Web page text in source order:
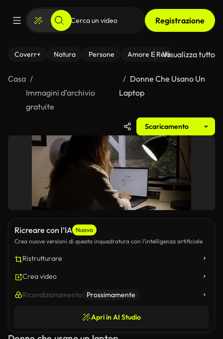
Registrazione
Coverr+ Natura Persone Amore E Relazioni Il
Visualizza tutto
Casa
Immagini d’archivio
gratuite
Donne Che Usano Un
Laptop
Scaricamento
Ricreare con l’IA Nuovo
Crea nuove versioni di questa inquadratura con l’intelligenza artificiale
Ristrutturare
Crea video
Ricondizionamento Prossimamente
Apri in AI Studio